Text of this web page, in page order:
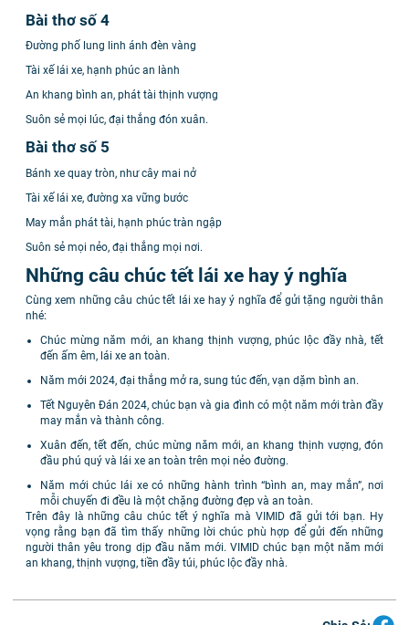
Bài thơ số 4
Đường phố lung linh ánh đèn vàng
Tài xế lái xe, hạnh phúc an lành
An khang bình an, phát tài thịnh vượng
Suôn sẻ mọi lúc, đại thắng đón xuân.
Bài thơ số 5
Bánh xe quay tròn, như cây mai nở
Tài xế lái xe, đường xa vững bước
May mắn phát tài, hạnh phúc tràn ngập
Suôn sẻ mọi nẻo, đại thắng mọi nơi.
Những câu chúc tết lái xe hay ý nghĩa
Cùng xem những câu chúc tết lái xe hay ý nghĩa để gửi tặng người thân
nhé:
Chúc mừng năm mới, an khang thịnh vượng, phúc lộc đầy nhà, tết
đến ấm êm, lái xe an toàn.
Năm mới 2024, đại thắng mở ra, sung túc đến, vạn dặm bình an.
Tết Nguyên Đán 2024, chúc bạn và gia đình có một năm mới tràn đầy
may mắn và thành công.
Xuân đến, tết đến, chúc mừng năm mới, an khang thịnh vượng, đón
đầu phú quý và lái xe an toàn trên mọi nẻo đường.
Năm mới chúc lái xe có những hành trình “bình an, may mắn”, nơi
mỗi chuyến đi đều là một chặng đường đẹp và an toàn.
Trên đây là những câu chúc tết ý nghĩa mà VIMID đã gửi tới bạn. Hy
vọng rằng bạn đã tìm thấy những lời chúc phù hợp để gửi đến những
người thân yêu trong dịp đầu năm mới. VIMID chúc bạn một năm mới
an khang, thịnh vượng, tiền đầy túi, phúc lộc đầy nhà.